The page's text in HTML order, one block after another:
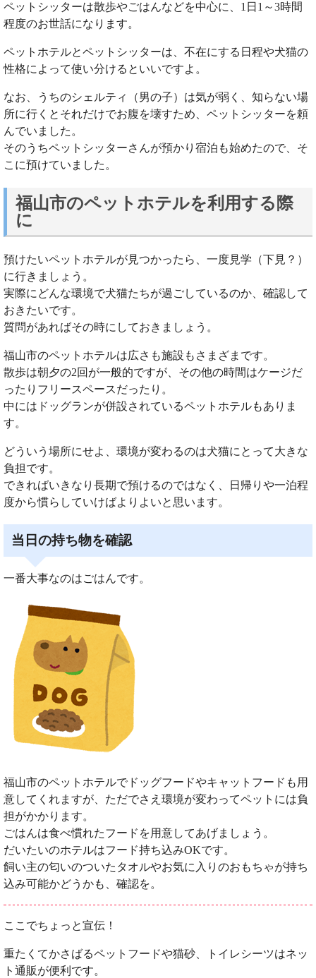
ペットシッターは散歩やごはんなどを中心に、1日1～3時間
程度のお世話になります。
ペットホテルとペットシッターは、不在にする日程や犬猫の
性格によって使い分けるといいですよ。
なお、うちのシェルティ（男の子）は気が弱く、知らない場
所に行くとそれだけでお腹を壊すため、ペットシッターを頼
んでいました。
そのうちペットシッターさんが預かり宿泊も始めたので、そ
こに預けていました。
福山市のペットホテルを利用する際
に
預けたいペットホテルが見つかったら、一度見学（下見？）
に行きましょう。
実際にどんな環境で犬猫たちが過ごしているのか、確認して
おきたいです。
質問があればその時にしておきましょう。
福山市のペットホテルは広さも施設もさまざまです。
散歩は朝夕の2回が一般的ですが、その他の時間はケージだ
ったりフリースペースだったり。
中にはドッグランが併設されているペットホテルもありま
す。
どういう場所にせよ、環境が変わるのは犬猫にとって大きな
負担です。
できればいきなり長期で預けるのではなく、日帰りや一泊程
度から慣らしていけばよりよいと思います。
当日の持ち物を確認
一番大事なのはごはんです。
福山市のペットホテルでドッグフードやキャットフードも用
意してくれますが、ただでさえ環境が変わってペットには負
担がかかります。
ごはんは食べ慣れたフードを用意してあげましょう。
だいたいのホテルはフード持ち込みOKです。
飼い主の匂いのついたタオルやお気に入りのおもちゃが持ち
込み可能かどうかも、確認を。
ここでちょっと宣伝！
重たくてかさばるペットフードや猫砂、トイレシーツはネッ
ト通販が便利です。